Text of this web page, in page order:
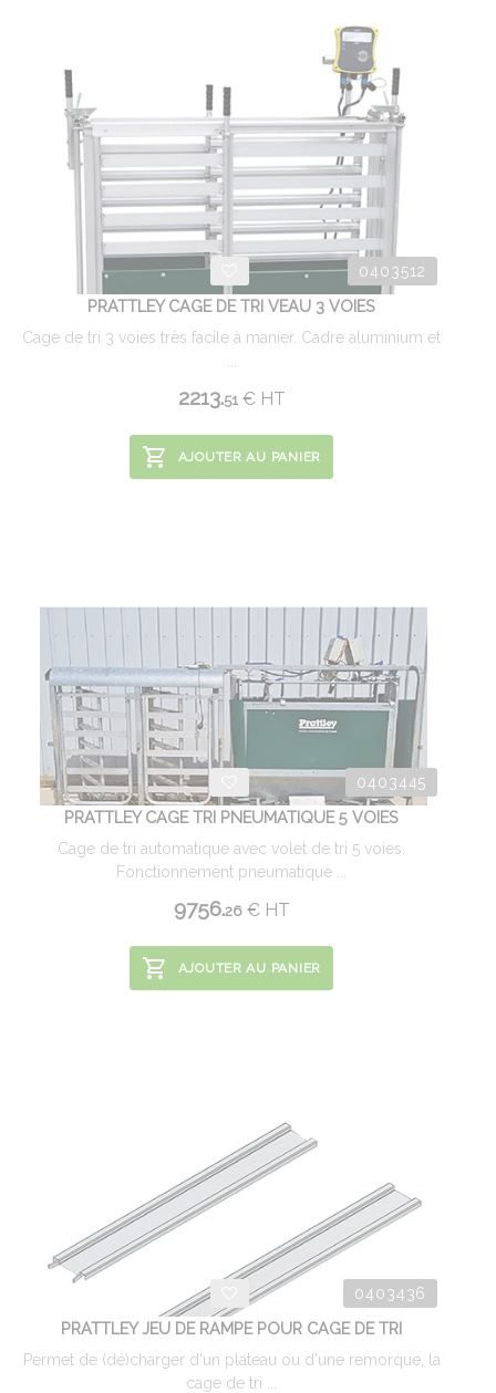
0403512
PRATTLEY CAGE DE TRI VEAU 3 VOIES
Cage de tri 3 voies très facile à manier. Cadre aluminium et
2213.51 €HT
AJOUTER AU PANIER
0403445
PRATTLEY CAGE TRI PNEUMATIQUE 5 VOIES
Cage de tri automatique avec volet de tri 5 voies.
Fonctionnement pneumatique ...
9756.26 €HT
AJOUTER AU PANIER
0403436
PRATTLEY JEU DE RAMPE POUR CAGE DE TRI
Permet de (dé)charger d'un plateau ou d'une remorque, la
cage de tri ...